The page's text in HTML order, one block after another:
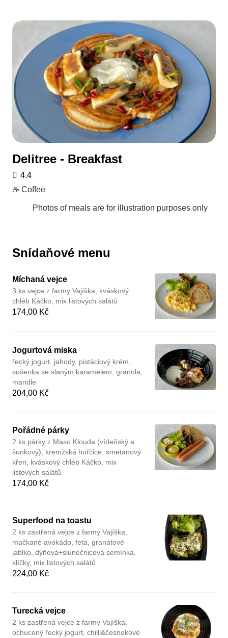
Delitree - Breakfast
4.4
☕️ Coffee
Photos of meals are for illustration purposes only
Snídaňové menu
Míchaná vejce
3 ks vejce z farmy Vajíška, kváskový
chléb Káčko, mix listových salátů
174,00 Kč
Jogurtová miska
řecký jogurt, jahody, pistáciový krém,
sušenka se slaným karamelem, granola,
mandle
204,00 Kč
Pořádné párky
2 ks párky z Maso Klouda (vídeňský a
šunkový), kremžská hořčice, smetanový
křen, kváskový chléb Káčko, mix
listových salátů
174,00 Kč
Superfood na toastu
2 ks zastřená vejce z farmy Vajíška,
mačkané avokádo, feta, granátové
jablko, dýňová+slunečnicová semínka,
klíčky, mix listových salátů
224,00 Kč
Turecká vejce
2 ks zastřená vejce z farmy Vajíška,
ochucený řecký jogurt, chilli&česnekové